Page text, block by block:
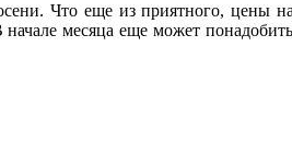
Что еще из приятного,
месяца еще может